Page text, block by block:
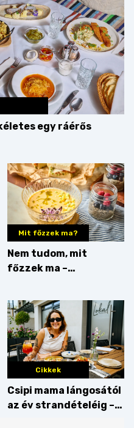
egy ráérős
Mit főzzek ma?
Nem tudom, mit
főzzek ma –
Cikkek
Csipi mama lángosától
az év strandételéig –